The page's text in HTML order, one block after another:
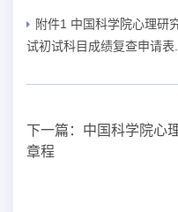
附件1 中国科学院心理研
试初试科目成绩复查申请表
下一篇： 中国科学院心
章程